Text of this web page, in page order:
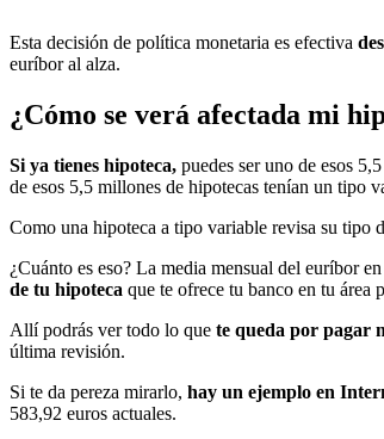
Esta decisión de política monetaria es efectiva
euríbor al alza.
¿Cómo se verá afectada mi
Si ya tienes hipoteca, puedes ser uno de esos
de esos 5,5 millones de hipotecas tenían un tipo
Como una hipoteca a tipo variable revisa su tipo
¿Cuánto es eso? La media mensual del euríbor
de tu hipoteca que te ofrece tu banco en tu área
Allí podrás ver todo lo que te queda por pagar
última revisión.
Si te da pereza mirarlo, hay un ejemplo en
583,92 euros actuales.